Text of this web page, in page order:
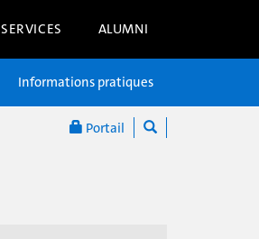
SERVICES ALUMNI
Portail
Informations pratiques